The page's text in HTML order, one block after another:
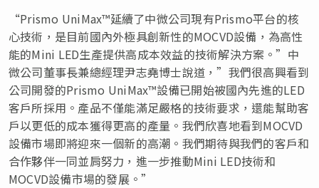
“Prismo UniMax™延續了中微公司現有Prismo平台的核
心技術，是目前國內外極具創新性的MOCVD設備，為高性
能的Mini LED生產提供高成本效益的技術解決方案。”中
微公司董事長兼總經理尹志堯博士說道，”我們很高興看到
公司開發的Prismo UniMax™設備已開始被國內先進的LED
客戶所採用。產品不僅能滿足嚴格的技術要求，還能幫助客
戶以更低的成本獲得更高的產量。我們欣喜地看到MOCVD
設備市場即將迎來一個新的高潮。我們期待與我們的客戶和
合作夥伴一同並肩努力，進一步推動Mini LED技術和
MOCVD設備市場的發展。”